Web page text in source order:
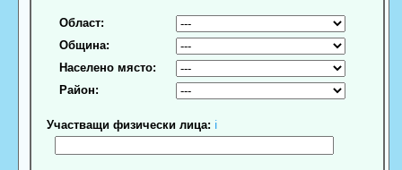
Област:
Община:
Населено място:
Район:
Участващи физически лица: ℹ